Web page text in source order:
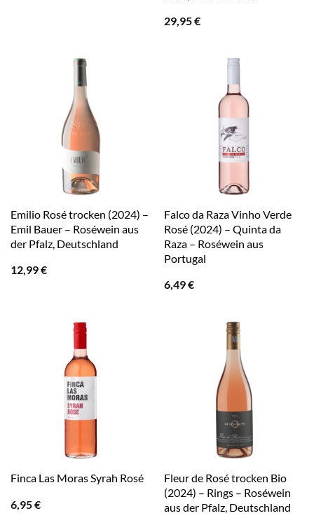
29,95€
Emilio Rosé trocken (2024) –
Emil Bauer – Roséwein aus
der Pfalz, Deutschland
12,99€
Falco da Raza Vinho Verde
Rosé (2024) – Quinta da
Raza – Roséwein aus
Portugal
6,49€
Finca Las Moras Syrah Rosé
6,95€
Fleur de Rosé trocken Bio
(2024) – Rings – Roséwein
aus der Pfalz, Deutschland